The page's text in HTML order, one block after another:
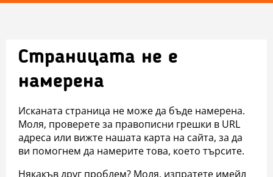
Страницата не е
намерена
Исканата страница не може да бъде намерена.
Моля, проверете за правописни грешки в URL
адреса или вижте нашата карта на сайта, за да
ви помогнем да намерите това, което търсите.
Някакъв друг проблем? Моля, изпратете имейл